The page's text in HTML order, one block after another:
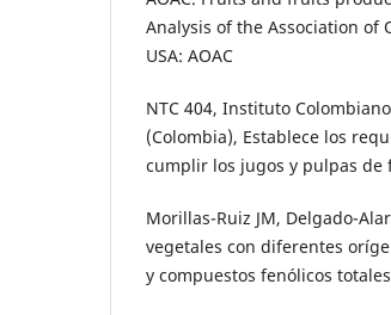
Analysis of the Association of
USA: AOAC
NTC 404, Instituto
(Colombia), Establece los
cumplir los jugos y pulpas de
Morillas-Ruiz JM, Delgado-
vegetales con diferentes
y compuestos fenólicos